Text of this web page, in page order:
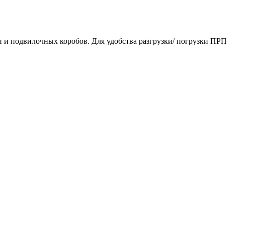
подвилочных коробов. Для удобства разгрузки/ погрузки ПРП